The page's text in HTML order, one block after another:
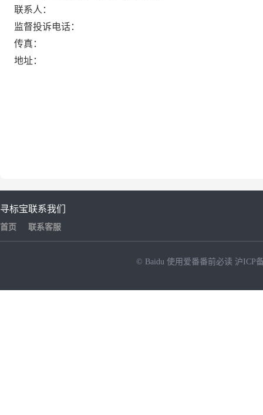
联系人：
监督投诉电话：
传真：
地址：
寻标宝
首页
联系我们
联系客服
© Baidu 使用爱番番前必读 沪ICP